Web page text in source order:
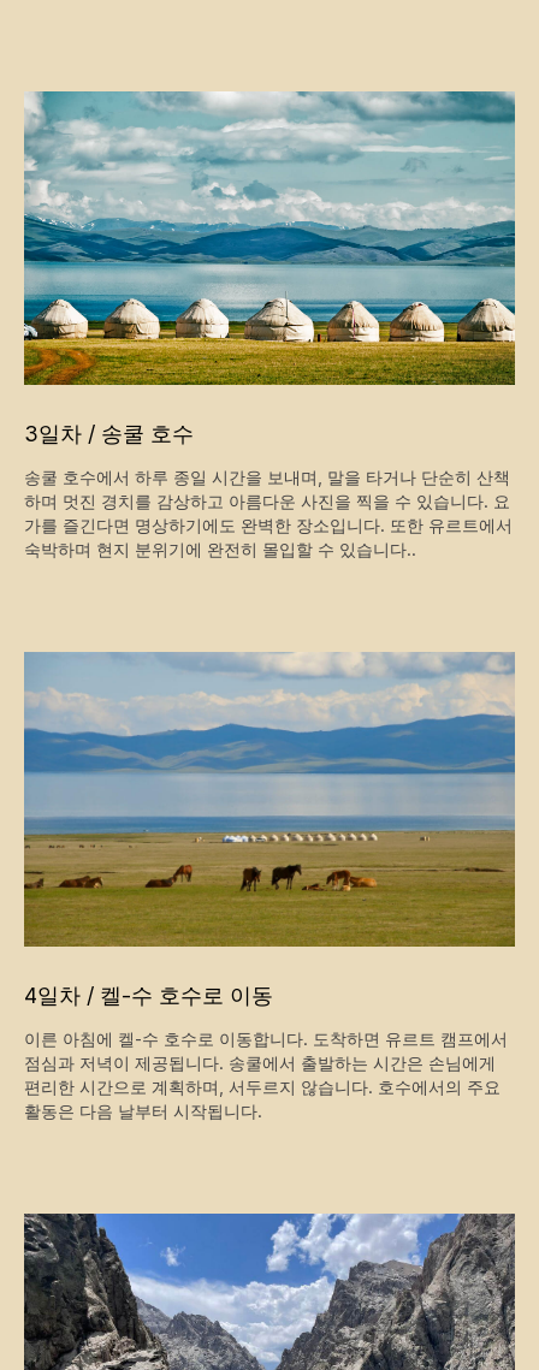
3일차 / 송쿨 호수
송쿨 호수에서 하루 종일 시간을 보내며, 말을 타거나 단순히 산책
하며 멋진 경치를 감상하고 아름다운 사진을 찍을 수 있습니다. 요
가를 즐긴다면 명상하기에도 완벽한 장소입니다. 또한 유르트에서
숙박하며 현지 분위기에 완전히 몰입할 수 있습니다..
4일차 / 켈-수 호수로 이동
이른 아침에 켈-수 호수로 이동합니다. 도착하면 유르트 캠프에서
점심과 저녁이 제공됩니다. 송쿨에서 출발하는 시간은 손님에게
편리한 시간으로 계획하며, 서두르지 않습니다. 호수에서의 주요
활동은 다음 날부터 시작됩니다.